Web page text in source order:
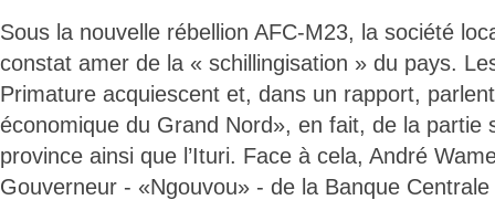
Sous la nouvelle rébellion AFC-M23, la société
constat amer de la « schillingisation » du pays.
Primature acquiescent et, dans un rapport,
économique du Grand Nord», en fait, de la partie
province ainsi que l’Ituri. Face à cela, André
Gouverneur - «Ngouvou» - de la Banque